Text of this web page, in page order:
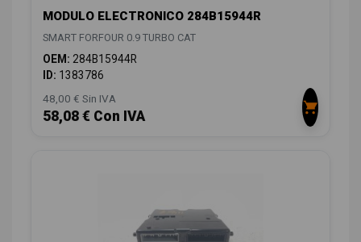
MODULO ELECTRONICO 284B15944R
SMART FORFOUR 0.9 TURBO CAT
OEM: 284B15944R
ID: 1383786
48,00 € Sin IVA
58,08 € Con IVA